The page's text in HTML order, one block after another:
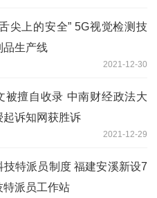
尖上的安全” 5G视觉检测技
品生产线
2021-12-30
被擅自收录 中南财经政法大
起诉知网获胜诉
2021-12-29
技特派员制度 福建安溪新设7
特派员工作站